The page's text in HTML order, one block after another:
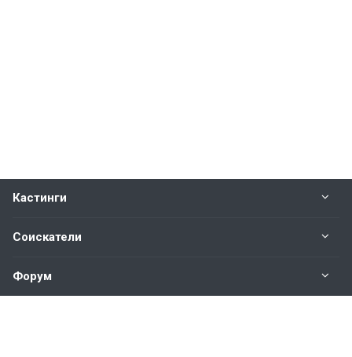
Кастинги
Соискатели
Форум